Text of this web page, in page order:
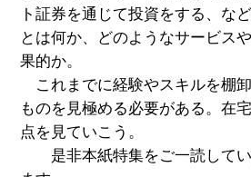
ト証券を通じて投資をする、な
とは何か、どのようなサービス
果的か。
これまでに経験やスキルを棚
ものを見極める必要がある。在
点を見ていこう。
是非本紙特集をご一読してい